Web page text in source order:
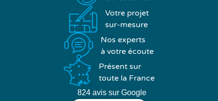
Votre projet
sur-mesure
Nos experts
à votre écoute
Présent sur
toute la France
824 avis sur Google